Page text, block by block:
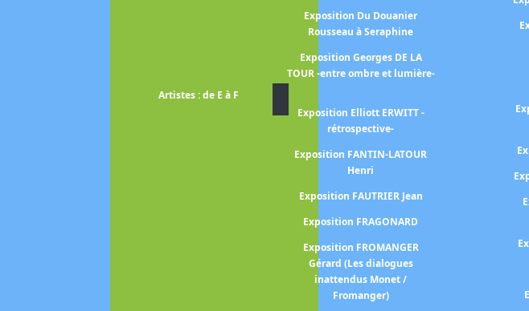
Exposition Du Douanier
Rousseau à Seraphine
Exposition Georges DE LA
TOUR -entre ombre et lumière-
Artistes : de E à F
Exposition Elliott ERWITT -
rétrospective-
Exposition FANTIN-LATOUR
Henri
Exposition FAUTRIER Jean
Exposition FRAGONARD
Exposition FROMANGER
Gérard (Les dialogues
inattendus Monet /
Fromanger)